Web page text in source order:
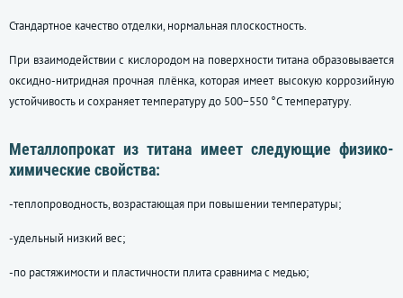
Стандартное качество отделки, нормальная плоскостность.
При взаимодействии с кислородом на поверхности титана образовывается
оксидно-нитридная прочная плёнка, которая имеет высокую коррозийную
устойчивость и сохраняет температуру до 500−550 °С температуру.
Металлопрокат из титана имеет следующие физико-
химические свойства:
-теплопроводность, возрастающая при повышении температуры;
-удельный низкий вес;
-по растяжимости и пластичности плита сравнима с медью;